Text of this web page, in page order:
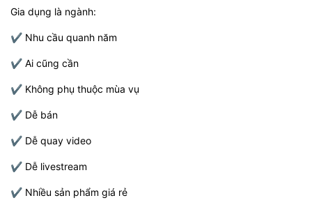
Gia dụng là ngành:
✔ Nhu cầu quanh năm
✔ Ai cũng cần
✔ Không phụ thuộc mùa vụ
✔ Dễ bán
✔ Dễ quay video
✔ Dễ livestream
✔ Nhiều sản phẩm giá rẻ